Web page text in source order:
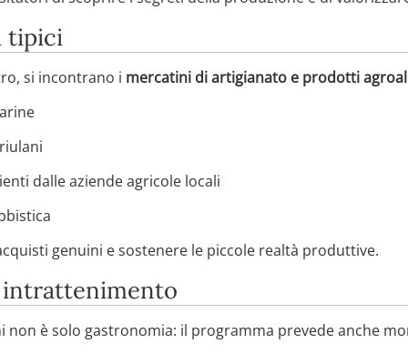
tipici
si incontrano i mercatini di artigianato e prodotti
dalle aziende agricole locali
genuini e sostenere le piccole realtà produttive.
intrattenimento
non è solo gastronomia: il programma prevede anche